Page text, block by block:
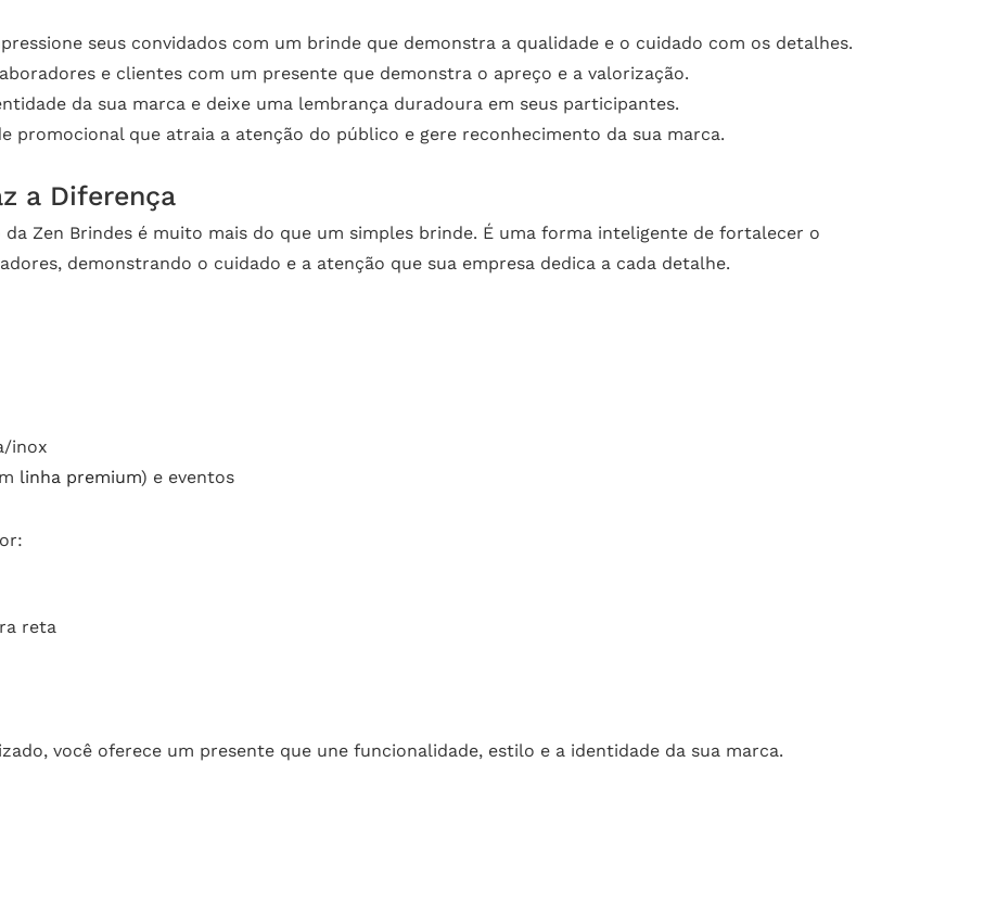
seus convidados com um brinde que demonstra a qualidade e o cuidado com os detalhes.
e clientes com um presente que demonstra o apreço e a valorização.
da sua marca e deixe uma lembrança duradoura em seus participantes.
promocional que atraia a atenção do público e gere reconhecimento da sua marca.
a Diferença
da Zen Brindes é muito mais do que um simples brinde. É uma forma inteligente de fortalecer o
demonstrando o cuidado e a atenção que sua empresa dedica a cada detalhe.
inox
linha premium) e eventos
reta
você oferece um presente que une funcionalidade, estilo e a identidade da sua marca.